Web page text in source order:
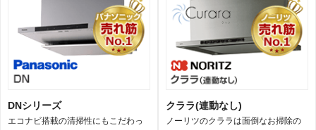
DNシリーズ
エコナビ搭載の清掃性にもこだわっ
クララ(連動なし)
ノーリツのクララは面倒なお掃除の